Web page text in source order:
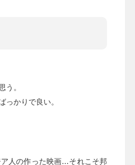
う。
っかりで良い。
人の作った映画…それこそ邦